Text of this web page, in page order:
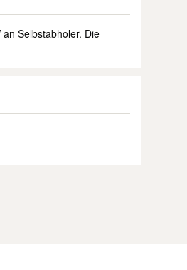
Selbstabholer. Die